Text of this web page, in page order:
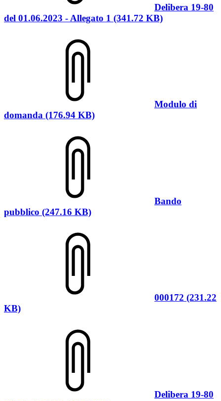
Delibera 19-80
del 01.06.2023 - Allegato 1 (341.72 KB)
Modulo di
domanda (176.94 KB)
Bando
pubblico (247.16 KB)
000172 (231.22
KB)
Delibera 19-80